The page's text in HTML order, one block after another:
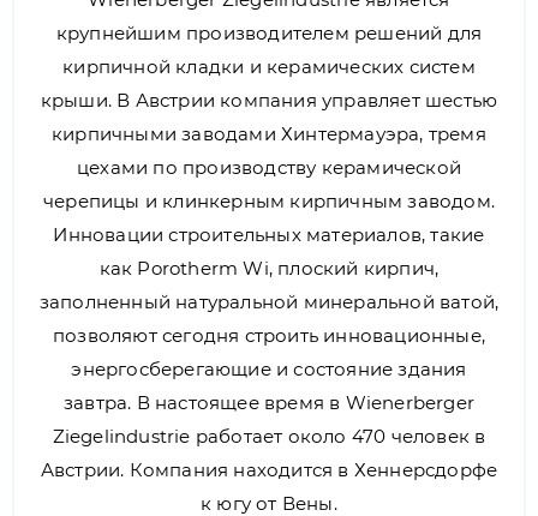
крупнейшим производителем решений для
кирпичной кладки и керамических систем
крыши. В Австрии компания управляет шестью
кирпичными заводами Хинтермауэра, тремя
цехами по производству керамической
черепицы и клинкерным кирпичным заводом.
Инновации строительных материалов, такие
как Porotherm Wi, плоский кирпич,
заполненный натуральной минеральной ватой,
позволяют сегодня строить инновационные,
энергосберегающие и состояние здания
завтра. В настоящее время в Wienerberger
Ziegelindustrie работает около 470 человек в
Австрии. Компания находится в Хеннерсдорфе
к югу от Вены.